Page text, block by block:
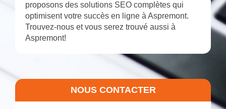
proposons des solutions SEO complètes qui
optimisent votre succès en ligne à Aspremont.
Trouvez-nous et vous serez trouvé aussi à
Aspremont!
NOUS CONTACTER